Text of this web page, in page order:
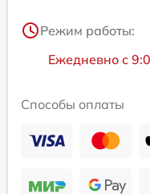
Режим работы:
Ежедневно с
Способы оплаты